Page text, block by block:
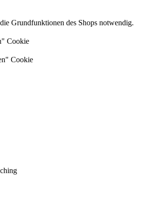
Grundfunktionen des Shops notwendig.
Cookie
Cookie